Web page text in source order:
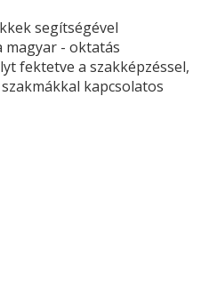
segítségével
- oktatás
fektetve a szakképzéssel,
kapcsolatos